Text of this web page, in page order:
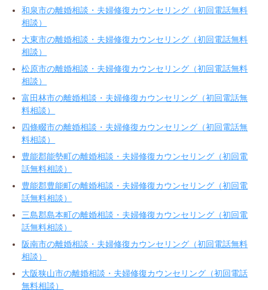
和泉市の離婚相談・夫婦修復カウンセリング（初回電話無料
相談）
大東市の離婚相談・夫婦修復カウンセリング（初回電話無料
相談）
松原市の離婚相談・夫婦修復カウンセリング（初回電話無料
相談）
富田林市の離婚相談・夫婦修復カウンセリング（初回電話無
料相談）
四條畷市の離婚相談・夫婦修復カウンセリング（初回電話無
料相談）
豊能郡能勢町の離婚相談・夫婦修復カウンセリング（初回電
話無料相談）
豊能郡豊能町の離婚相談・夫婦修復カウンセリング（初回電
話無料相談）
三島郡島本町の離婚相談・夫婦修復カウンセリング（初回電
話無料相談）
阪南市の離婚相談・夫婦修復カウンセリング（初回電話無料
相談）
大阪狭山市の離婚相談・夫婦修復カウンセリング（初回電話
無料相談）